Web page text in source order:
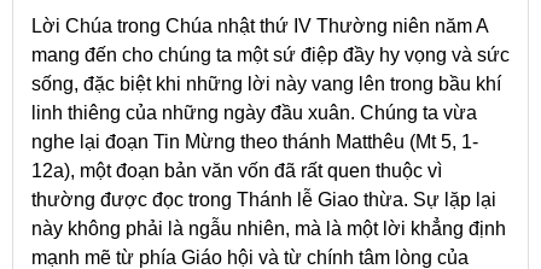
Lời Chúa trong Chúa nhật thứ IV Thường niên năm A
mang đến cho chúng ta một sứ điệp đầy hy vọng và sức
sống, đặc biệt khi những lời này vang lên trong bầu khí
linh thiêng của những ngày đầu xuân. Chúng ta vừa
nghe lại đoạn Tin Mừng theo thánh Matthêu (Mt 5, 1-
12a), một đoạn bản văn vốn đã rất quen thuộc vì
thường được đọc trong Thánh lễ Giao thừa. Sự lặp lại
này không phải là ngẫu nhiên, mà là một lời khẳng định
mạnh mẽ từ phía Giáo hội và từ chính tâm lòng của